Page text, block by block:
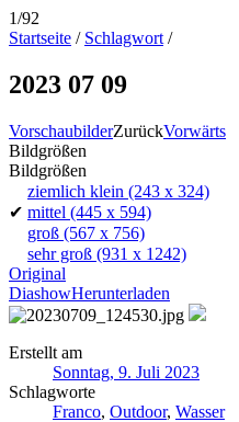
1/92
Startseite / Schlagwort /
2023 07 09
VorschaubilderZurückVorwärts
Bildgrößen
Bildgrößen
ziemlich klein (243 x 324)
✔ mittel (445 x 594)
groß (567 x 756)
sehr groß (931 x 1242)
Original
DiashowHerunterladen
Erstellt am
Sonntag, 9. Juli 2023
Schlagworte
Franco, Outdoor, Wasser